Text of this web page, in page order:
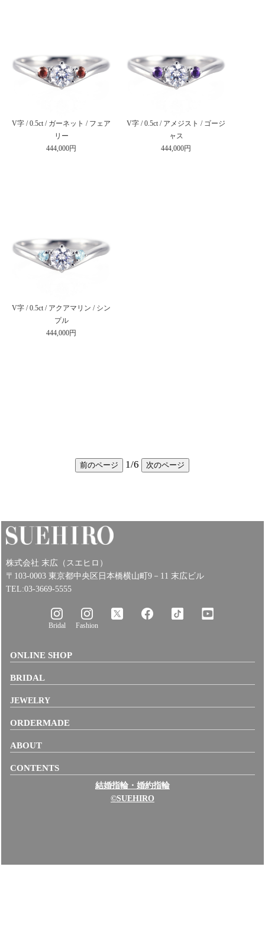
V字 / 0.5ct / ガーネット / フェア
リー
444,000円
V字 / 0.5ct / アメジスト / ゴージ
ャス
444,000円
V字 / 0.5ct / アクアマリン / シン
プル
444,000円
前のページ 1/6 次のページ
株式会社 末広（スエヒロ）
〒103-0003 東京都中央区日本橋横山町9－11 末広ビル
TEL:03-3669-5555
Bridal Fashion
ONLINE SHOP
BRIDAL
JEWELRY
ORDERMADE
ABOUT
CONTENTS
結婚指輪・婚約指輪
©SUEHIRO